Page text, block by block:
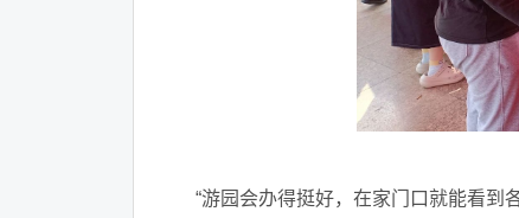
“游园会办得挺好，在家门口就能看到